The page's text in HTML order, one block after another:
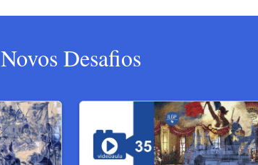
Novos Desafios